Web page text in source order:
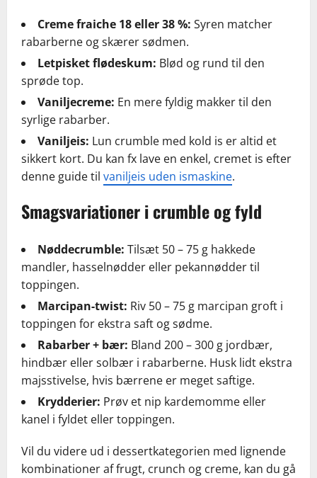
Creme fraiche 18 eller 38 %: Syren matcher
rabarberne og skærer sødmen.
Letpisket flødeskum: Blød og rund til den
sprøde top.
Vaniljecreme: En mere fyldig makker til den
syrlige rabarber.
Vaniljeis: Lun crumble med kold is er altid et
sikkert kort. Du kan fx lave en enkel, cremet is efter
denne guide til vaniljeis uden ismaskine.
Smagsvariationer i crumble og fyld
Nøddecrumble: Tilsæt 50 – 75 g hakkede
mandler, hasselnødder eller pekannødder til
toppingen.
Marcipan-twist: Riv 50 – 75 g marcipan groft i
toppingen for ekstra saft og sødme.
Rabarber + bær: Bland 200 – 300 g jordbær,
hindbær eller solbær i rabarberne. Husk lidt ekstra
majsstivelse, hvis bærrene er meget saftige.
Krydderier: Prøv et nip kardemomme eller
kanel i fyldet eller toppingen.
Vil du videre ud i dessertkategorien med lignende
kombinationer af frugt, crunch og creme, kan du gå